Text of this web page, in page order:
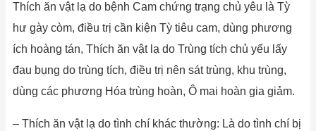
Thích ăn vật lạ do bệnh Cam chứng trạng chủ yêu là Tỳ
hư gày còm, điều trị cần kiện Tỳ tiêu cam, dùng phương
ích hoàng tán, Thích ăn vật lạ do Trùng tích chủ yếu lấy
đau bụng do trùng tích, điều trị nên sát trùng, khu trùng,
dùng các phương Hóa trùng hoàn, Ô mai hoàn gia giảm.
– Thích ăn vật lạ do tình chí khác thường: Là do tình chí bị